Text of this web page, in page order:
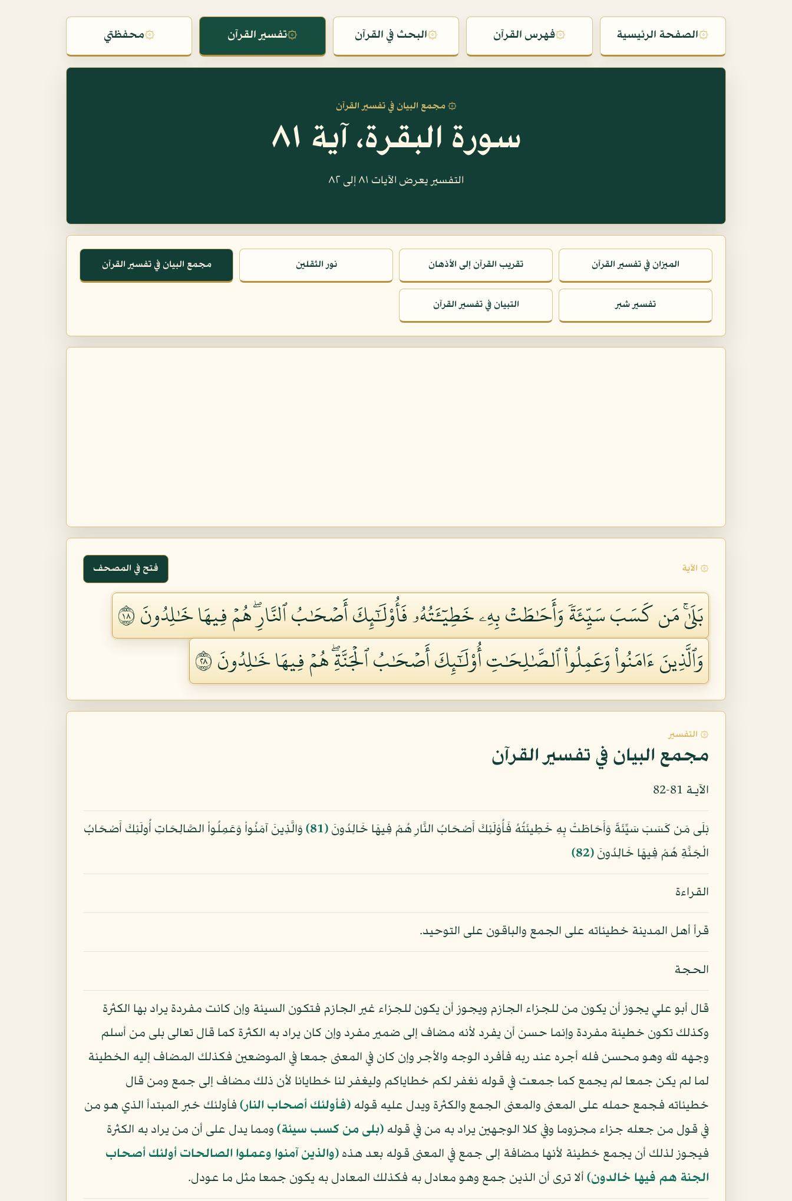
۞الصفحة الرئيسية ۞فهرس القرآن ۞البحث في القرآن ۞تفسير القرآن ۞محفظتي
۞ مجمع البيان في تفسير القرآن
سورة البقرة، آية ٨١
التفسير يعرض الآيات ٨١ إلى ٨٢
الميزان في تفسير القرآن تقريب القرآن إلى الأذهان نور الثقلين مجمع البيان في تفسير القرآن
تفسير شبر التبيان في تفسير القرآن
۞ الآية فتح في المصحف
بَلَىٰۚ مَن كَسَبَ سَيِّئَةٗ وَأَحَٰطَتۡ بِهِۦ خَطِيٓـَٔتُهُۥ فَأُوْلَٰٓئِكَ أَصۡحَٰبُ ٱلنَّارِۖ هُمۡ فِيهَا خَٰلِدُونَ ٨١
وَٱلَّذِينَ ءَامَنُواْ وَعَمِلُواْ ٱلصَّٰلِحَٰتِ أُوْلَٰٓئِكَ أَصۡحَٰبُ ٱلۡجَنَّةِۖ هُمۡ فِيهَا خَٰلِدُونَ ٨٢
۞ التفسير
مجمع البيان في تفسير القرآن
الآيـة 81-82
بَلَى مَن كَسَبَ سَيِّئَةً وَأَحَاطَتْ بِهِ خَطِيئَتُهُ فَأُوْلَئِكَ أَصْحَابُ النَّارِ هُمْ فِيهَا خَالِدُونَ ﴿81﴾
وَالَّذِينَ آمَنُواْ وَعَمِلُواْ الصَّالِحَاتِ أُولَئِكَ أَصْحَابُ
الْجَنَّةِ هُمْ فِيهَا خَالِدُونَ ﴿82﴾
القراءة
قرأ أهل المدينة خطيئاته على الجمع والباقون على التوحيد.
الحجة
قال أبو علي يجوز أن يكون من للجزاء الجازم ويجوز أن يكون للجزاء غير الجازم فتكون السيئة وإن كانت مفردة يراد بها الكثرة
وكذلك تكون خطيئة مفردة وإنما حسن أن يفرد لأنه مضاف إلى ضمير مفرد وإن كان يراد به الكثرة كما قال تعالى بلى من أسلم
وجهه لله وهو محسن فله أجره عند ربه فأفرد الوجه والأجر وإن كان في المعنى جمعا في الموضعين فكذلك المضاف إليه الخطيئة
لما لم يكن جمعا لم يجمع كما جمعت في قوله نغفر لكم خطاياكم وليغفر لنا خطايانا لأن ذلك مضاف إلى جمع ومن قال
خطيئاته فجمع حمله على المعنى والمعنى الجمع والكثرة ويدل عليه قوله ﴿فأولئك أصحاب النار﴾ فأولئك خبر المبتدأ الذي هو من
في قول من جعله جزاء مجزوما وفي كلا الوجهين يراد به من في قوله ﴿بلى من كسب سيئة﴾ ومما يدل على أن من يراد به الكثرة
فيجوز لذلك أن يجمع خطيئة لأنها مضافة إلى جمع في المعنى قوله بعد هذه ﴿والذين آمنوا وعملوا الصالحات أولئك أصحاب
الجنة هم فيها خالدون﴾ ألا ترى أن الذين جمع وهو معادل به فكذلك المعادل به يكون جمعا مثل ما عودل.